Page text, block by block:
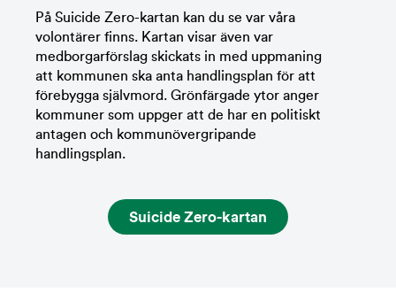
På Suicide Zero-kartan kan du se var våra
volontärer finns. Kartan visar även var
medborgarförslag skickats in med uppmaning
att kommunen ska anta handlingsplan för att
förebygga självmord. Grönfärgade ytor anger
kommuner som uppger att de har en politiskt
antagen och kommunövergripande
handlingsplan.
Suicide Zero-kartan